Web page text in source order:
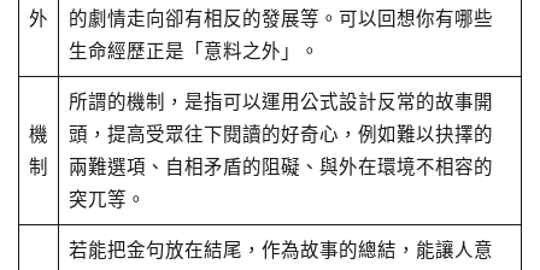
外
的劇情走向卻有相反的發展等。可以回想你有哪些
生命經歷正是「意料之外」。
機
制
所謂的機制，是指可以運用公式設計反常的故事開
頭，提高受眾往下閱讀的好奇心，例如難以抉擇的
兩難選項、自相矛盾的阻礙、與外在環境不相容的
突兀等。
若能把金句放在結尾，作為故事的總結，能讓人意